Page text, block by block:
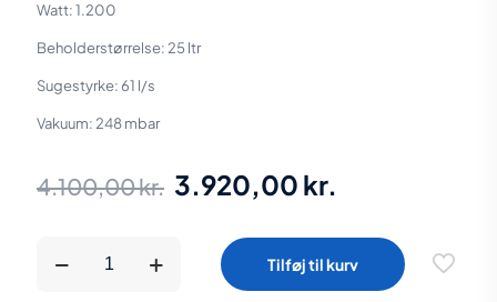
Watt: 1.200
Beholderstørrelse: 25 ltr
Sugestyrke: 61 l/s
Vakuum: 248 mbar
4.100,00kr. Den
var:
3.920,00 kr.
pris
er:
Støvsuger
Tilføj til kurv